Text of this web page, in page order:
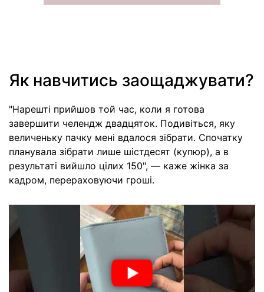
Як навчитись заощаджувати?
"Нарешті прийшов той час, коли я готова
завершити челендж двадцяток. Подивіться, яку
величеньку пачку мені вдалося зібрати. Спочатку
планувала зібрати лише шістдесят (купюр), а в
результаті вийшло цілих 150", — каже жінка за
кадром, перераховуючи гроші.